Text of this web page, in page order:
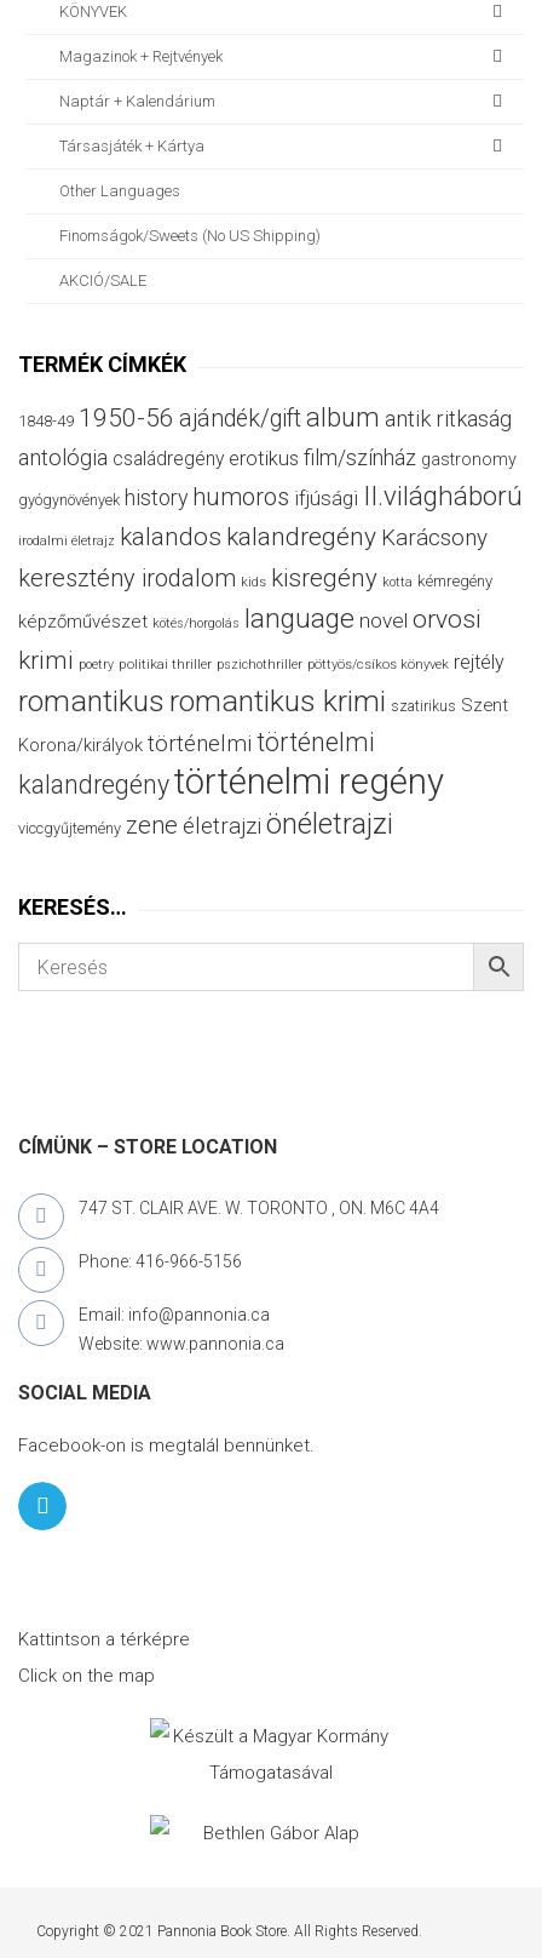
KÖNYVEK
Magazinok + Rejtvények
Naptár + Kalendárium
Társasjáték + Kártya
Other Languages
Finomságok/sweets (no US Shipping)
AKCIÓ/SALE
TERMÉK CÍMKÉK
1848-49 1950-56 ajándék/giftalbum antik ritkaság
antológia családregény erotikus film/színház gastronomy
gyógynövények history humoros ifjúsági II.világháború
irodalmi életrajz kalandos kalandregény Karácsony
keresztény irodalom kids kisregény kotta kémregény
képzőművészet kötés/horgolás language novel orvosi
krimi poetry politikai thriller pszichothriller pöttyös/csíkos könyvek rejtély
romantikus romantikus krimi szatirikus Szent
Korona/királyok történelmi történelmi
kalandregénytörténelmi regény
viccgyűjtemény zene életrajzi önéletrajzi
KERESÉS…
CÍMÜNK – STORE LOCATION
747 ST. CLAIR AVE. W. TORONTO , ON. M6C 4A4
Phone: 416-966-5156
Email: info@pannonia.ca
Website: www.pannonia.ca
SOCIAL MEDIA
Facebook-on is megtalál bennünket.
Kattintson a térképre
Click on the map
Copyright © 2021 Pannonia Book Store. All Rights Reserved.